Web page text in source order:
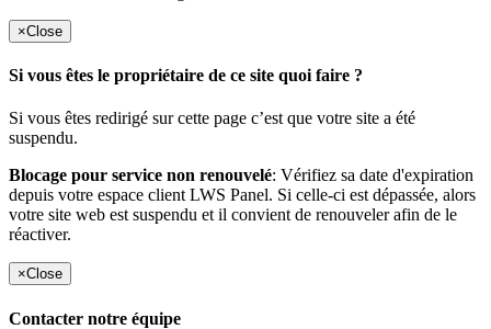
×Close
Si vous êtes le propriétaire de ce site quoi faire ?
Si vous êtes redirigé sur cette page c’est que votre site a été
suspendu.
Blocage pour service non renouvelé: Vérifiez sa date d'expiration
depuis votre espace client LWS Panel. Si celle-ci est dépassée, alors
votre site web est suspendu et il convient de renouveler afin de le
réactiver.
×Close
Contacter notre équipe